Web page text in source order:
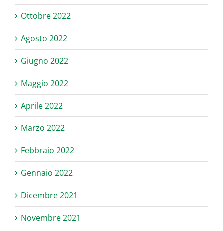
Ottobre 2022
Agosto 2022
Giugno 2022
Maggio 2022
Aprile 2022
Marzo 2022
Febbraio 2022
Gennaio 2022
Dicembre 2021
Novembre 2021